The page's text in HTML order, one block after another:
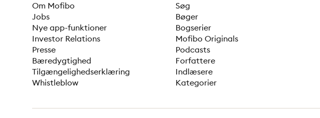
Om Mofibo
Jobs
Nye app-funktioner
Investor Relations
Presse
Bæredygtighed
Tilgængelighedserklæring
Whistleblow
Søg
Bøger
Bogserier
Mofibo Originals
Podcasts
Forfattere
Indlæsere
Kategorier